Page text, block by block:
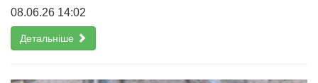
08.06.26 14:02
Детальніше